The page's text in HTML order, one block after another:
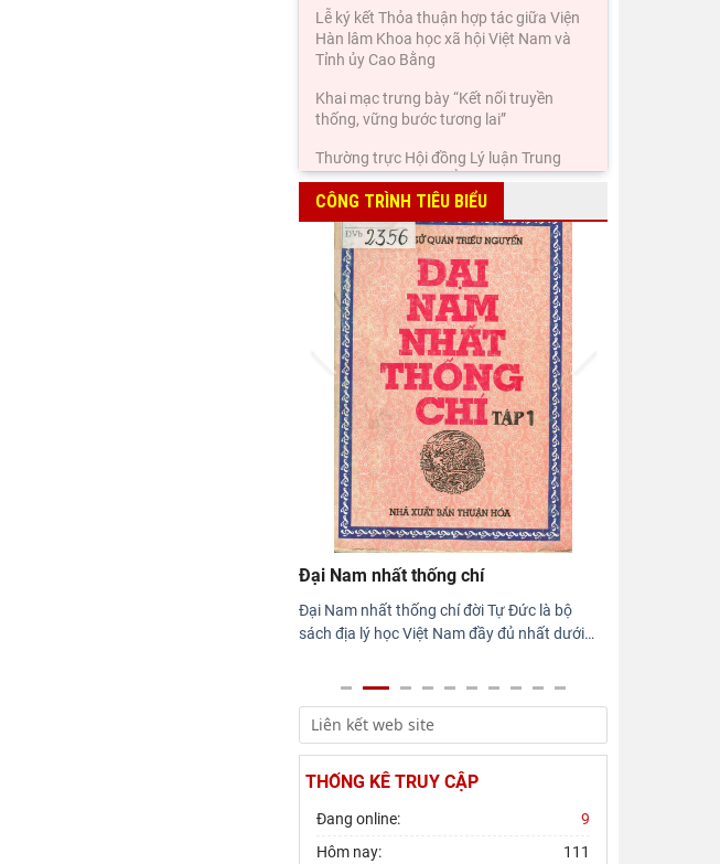
Lễ ký kết Thỏa thuận hợp tác giữa Viện
Hàn lâm Khoa học xã hội Việt Nam và
Tỉnh ủy Cao Bằng
Khai mạc trưng bày “Kết nối truyền
thống, vững bước tương lai”
Thường trực Hội đồng Lý luận Trung
ương làm việc với Tiểu ban Văn hóa - Xã
hội - Văn học, nghệ
Đảng ủy Viện Hàn lâm Khoa học xã hội
Việt Nam tổ chức Hội nghị Tập huấn
nghiệp vụ công tác kiểm
Viện Sử học tham gia Hội thảo khoa học
quốc gia "Danh nhân văn hóa Lê Quý
Đôn - Di sản và giá trị
Hội thảo khoa học quốc gia “Danh nhân
văn hóa Lê Quý Đôn - Di sản và giá trị
thời đại”
Rà soát công tác chuẩn bị Hội thảo
khoa học quốc gia "Danh nhân văn hóa
Lê Quý Đôn - Di sản và giá
CÔNG TRÌNH TIÊU BIỂU
Đại Nam nhất thống chí
Đại Nam nhất thống chí đời Tự Đức là bộ
sách địa lý học Việt Nam đầy đủ nhất dưới…
Next
THỐNG KÊ TRUY CẬP
Đang online:
9
Hôm nay:
111